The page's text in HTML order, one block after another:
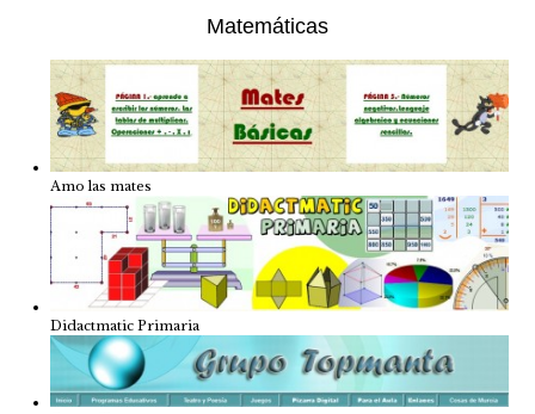
Matemáticas
Amo las mates
Didactmatic Primaria